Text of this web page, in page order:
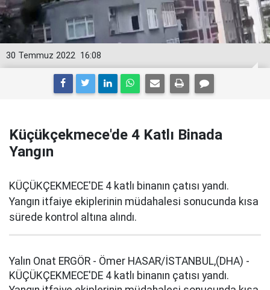
16:08
30 Temmuz 2022
Küçükçekmece'de 4 Katlı Binada
Yangın
KÜÇÜKÇEKMECE'DE 4 katlı binanın çatısı yandı.
Yangın itfaiye ekiplerinin müdahalesi sonucunda kısa
sürede kontrol altına alındı.
Yalın Onat ERGÖR - Ömer HASAR/İSTANBUL,(DHA) -
KÜÇÜKÇEKMECE'DE 4 katlı binanın çatısı yandı.